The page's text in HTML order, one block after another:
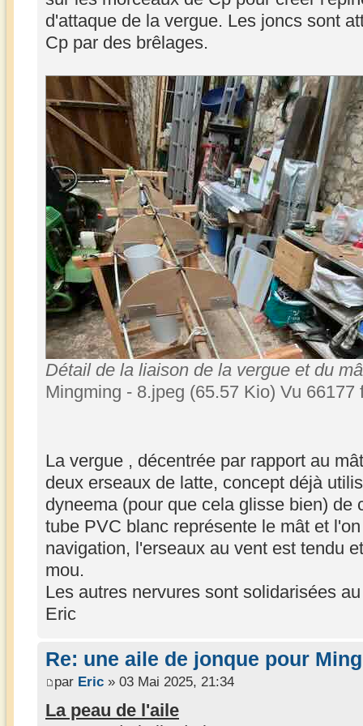
d'attaque de la vergue. Les joncs sont
Cp par des brêlages.
Détail de la liaison de la vergue et du
Mingming - 8.jpeg (65.57 Kio) Vu 66177
La vergue , décentrée par rapport au
deux erseaux de latte, concept déjà
dyneema (pour que cela glisse bien) de
tube PVC blanc représente le mât et
navigation, l'erseaux au vent est tendu
mou.
Les autres nervures sont solidarisées
Eric
Re: une aile de jonque pour
par Eric » 03 Mai 2025, 21:34
La peau de l'aile